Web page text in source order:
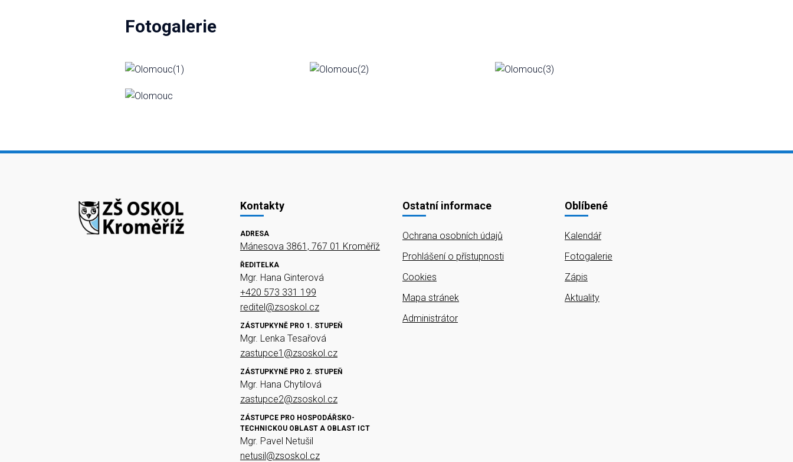
Fotogalerie
Kontakty
ADRESA
Mánesova 3861, 767 01 Kroměříž
ŘEDITELKA
Mgr. Hana Ginterová
+420 573 331 199
reditel@zsoskol.cz
ZÁSTUPKYNĚ PRO 1. STUPEŇ
Mgr. Lenka Tesařová
zastupce1@zsoskol.cz
ZÁSTUPKYNĚ PRO 2. STUPEŇ
Mgr. Hana Chytilová
zastupce2@zsoskol.cz
ZÁSTUPCE PRO HOSPODÁŘSKO-
TECHNICKOU OBLAST A OBLAST ICT
Mgr. Pavel Netušil
netusil@zsoskol.cz
Ostatní informace
Ochrana osobních údajů
Prohlášení o přístupnosti
Cookies
Mapa stránek
Administrátor
Oblíbené
Kalendář
Fotogalerie
Zápis
Aktuality